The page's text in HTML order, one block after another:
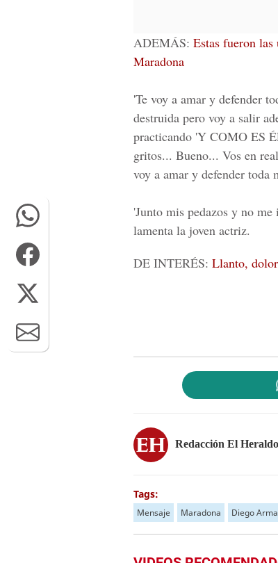
ADEMÁS: Estas fueron
Maradona
'Te voy a amar y defender
destruida pero voy a salir
practicando 'Y COMO ES
gritos... Bueno... Vos en
voy a amar y defender toda
'Junto mis pedazos y no
lamenta la joven actriz.
DE INTERÉS: Llanto,
Redacción El Heraldo
Tags:
Mensaje Maradona Diego